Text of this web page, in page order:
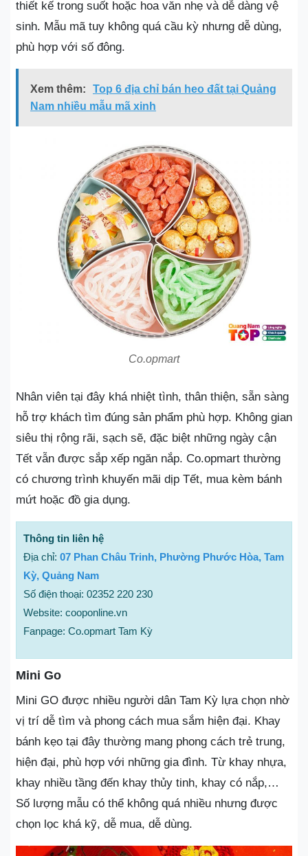
thiết kế trong suốt hoặc hoa văn nhẹ và dễ dàng vệ
sinh. Mẫu mã tuy không quá cầu kỳ nhưng dễ dùng,
phù hợp với số đông.
Xem thêm:
Top 6 địa chỉ bán heo đất tại Quảng
Nam nhiều mẫu mã xinh
Co.opmart
Nhân viên tại đây khá nhiệt tình, thân thiện, sẵn sàng
hỗ trợ khách tìm đúng sản phẩm phù hợp. Không gian
siêu thị rộng rãi, sạch sẽ, đặc biệt những ngày cận
Tết vẫn được sắp xếp ngăn nắp. Co.opmart thường
có chương trình khuyến mãi dịp Tết, mua kèm bánh
mứt hoặc đồ gia dụng.
Thông tin liên hệ
Địa chỉ: 07 Phan Châu Trinh, Phường Phước Hòa, Tam
Kỳ, Quảng Nam
Số điện thoại: 02352 220 230
Website: cooponline.vn
Fanpage: Co.opmart Tam Kỳ
Mini Go
Mini GO được nhiều người dân Tam Kỳ lựa chọn nhờ
vị trí dễ tìm và phong cách mua sắm hiện đại. Khay
bánh kẹo tại đây thường mang phong cách trẻ trung,
hiện đại, phù hợp với những gia đình. Từ khay nhựa,
khay nhiều tầng đến khay thủy tinh, khay có nắp,…
Số lượng mẫu có thể không quá nhiều nhưng được
chọn lọc khá kỹ, dễ mua, dễ dùng.